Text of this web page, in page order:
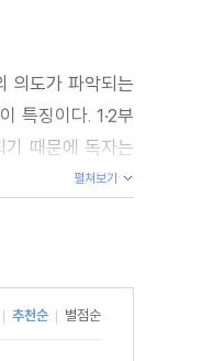
의도가 파악되는
특징이다. 1·2부
때문에 독자는
성도 연작시와
단편적 사고가
펼쳐보기
| 추천순 | 별점순